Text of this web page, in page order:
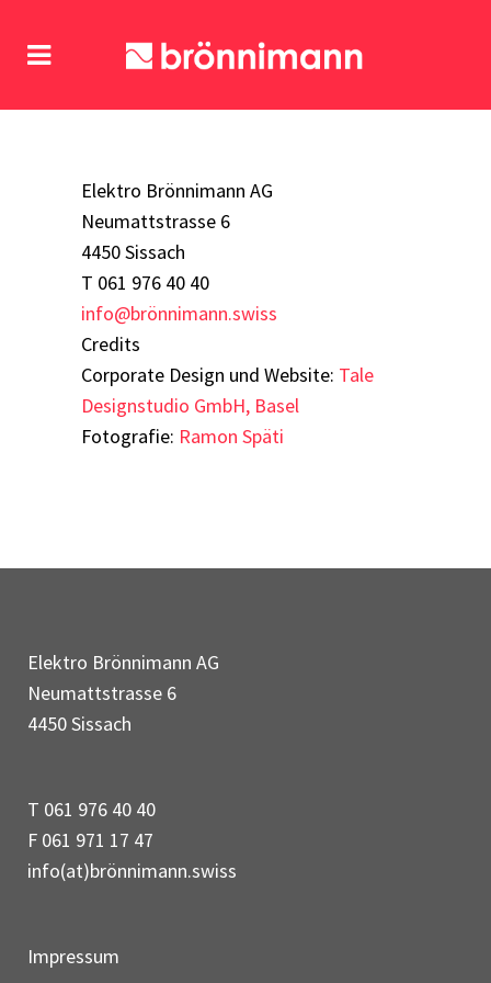
Elektro Brönnimann AG
Neumattstrasse 6
4450 Sissach
T 061 976 40 40
info@brönnimann.swiss
Credits
Corporate Design und Website: Tale
Designstudio GmbH, Basel
Fotografie: Ramon Späti
Elektro Brönnimann AG
Neumattstrasse 6
4450 Sissach
T 061 976 40 40
F 061 971 17 47
info(at)brönnimann.swiss
Impressum